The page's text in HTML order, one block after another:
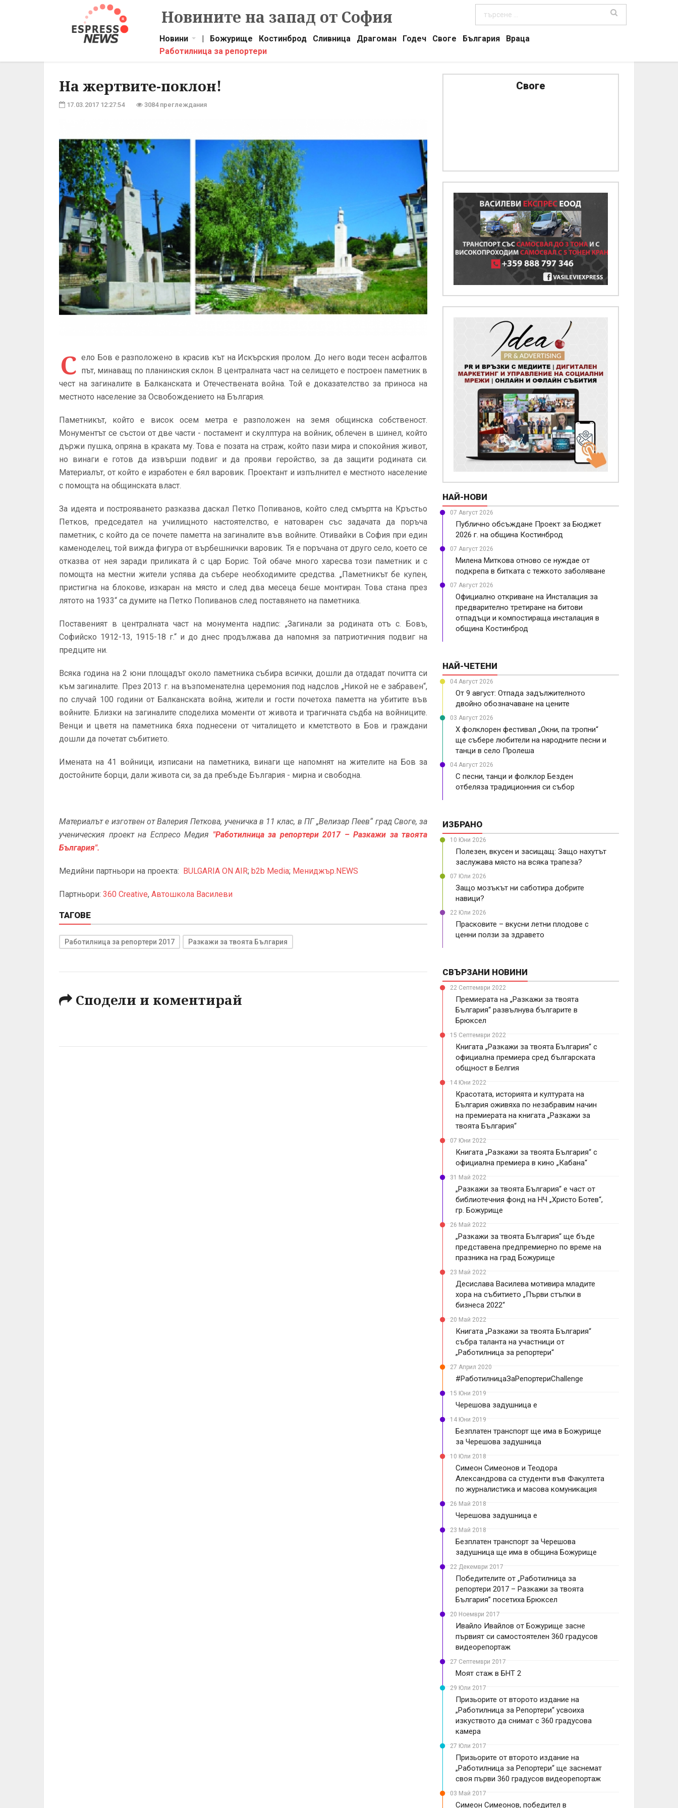
Новините на запад от София
Новини | Божурище Костинброд Сливница Драгоман Годеч Своге България
Враца
Работилница за репортери
На жертвите-поклон!
17.03.2017 12:27:54 3084 преглеждания
С ело Бов е разположено в красив кът на Искърския пролом. До него води тесен асфалтов
път, минаващ по планинския склон. В централната част на селището е построен паметник в
чест на загиналите в Балканската и Отечествената война. Той е доказателство за приноса на
местното население за Освобождението на България.
Паметникът, който е висок осем метра е разположен на земя общинска собственост.
Монументът се състои от две части - постамент и скулптура на войник, облечен в шинел, който
държи пушка, опряна в краката му. Това е позата на страж, който пази мира и спокойния живот,
но винаги е готов да извърши подвиг и да прояви геройство, за да защити родината си.
Материалът, от който е изработен е бял варовик. Проектант и изпълнител е местното население
с помощта на общинската власт.
За идеята и построяването разказва даскал Петко Попиванов, който след смъртта на Кръстьо
Петков, председател на училищното настоятелство, е натоварен със задачата да поръча
паметник, с който да се почете паметта на загиналите във войните. Отивайки в София при един
каменоделец, той вижда фигура от върбешнички варовик. Тя е поръчана от друго село, което се
отказва от нея заради приликата й с цар Борис. Той обаче много харесва този паметник и с
помощта на местни жители успява да събере необходимите средства. „Паметникът бе купен,
пристигна на блокове, изкаран на място и след два месеца беше монтиран. Това стана през
лятото на 1933“ са думите на Петко Попиванов след поставянето на паметника.
Поставеният в централната част на монумента надпис: „Загинали за родината отъ с. Бовъ,
Софийско 1912-13, 1915-18 г.“ и до днес продължава да напомня за патриотичния подвиг на
предците ни.
Всяка година на 2 юни площадът около паметника събира всички, дошли да отдадат почитта си
към загиналите. През 2013 г. на възпоменателна церемония под надслов „Никой не е забравен“,
по случай 100 години от Балканската война, жители и гости почетоха паметта на убитите във
войните. Близки на загиналите споделиха моменти от живота и трагичната съдба на войниците.
Венци и цветя на паметника бяха поднесени от читалището и кметството в Бов и граждани
дошли да почетат събитието.
Имената на 41 войници, изписани на паметника, винаги ще напомнят на жителите на Бов за
достойните борци, дали живота си, за да пребъде България - мирна и свободна.
Материалът е изготвен от Валерия Петкова, ученичка в 11 клас, в ПГ „Велизар Пеев“ град Своге, за
ученическия проект на Еспресо Медия "Работилница за репортери 2017 – Разкажи за твоята
България".
Медийни партньори на проекта: BULGARIA ON AIR; b2b Media; Мениджър.NEWS
Партньори: 360 Creative, Автошкола Василеви
ТАГОВЕ
Работилница за репортери 2017 Разкажи за твоята България
Сподели и коментирай
Своге
НАЙ-НОВИ
07 Август 2026
Публично обсъждане Проект за Бюджет
2026 г. на община Костинброд
07 Август 2026
Милена Миткова отново се нуждае от
подкрепа в битката с тежкото заболяване
07 Август 2026
Официално откриване на Инсталация за
предварително третиране на битови
отпадъци и компостираща инсталация в
община Костинброд
НАЙ-ЧЕТЕНИ
04 Август 2026
От 9 август: Отпада задължителното
двойно обозначаване на цените
03 Август 2026
X фолклорен фестивал „Окни, па тропни“
ще събере любители на народните песни и
танци в село Пролеша
04 Август 2026
С песни, танци и фолклор Безден
отбеляза традиционния си събор
ИЗБРАНО
10 Юни 2026
Полезен, вкусен и засищащ: Защо нахутът
заслужава място на всяка трапеза?
07 Юли 2026
Защо мозъкът ни саботира добрите
навици?
22 Юли 2026
Прасковите – вкусни летни плодове с
ценни ползи за здравето
СВЪРЗАНИ НОВИНИ
22 Септември 2022
Премиерата на „Разкажи за твоята
България“ развълнува българите в
Брюксел
15 Септември 2022
Книгата „Разкажи за твоята България“ с
официална премиера сред българската
общност в Белгия
14 Юни 2022
Красотата, историята и културата на
България оживяха по незабравим начин
на премиерата на книгата „Разкажи за
твоята България“
07 Юни 2022
Книгата „Разкажи за твоята България“ с
официална премиера в кино „Кабана“
31 Май 2022
„Разкажи за твоята България“ е част от
библиотечния фонд на НЧ „Христо Ботев“,
гр. Божурище
26 Май 2022
„Разкажи за твоята България“ ще бъде
представена предпремиерно по време на
празника на град Божурище
23 Май 2022
Десислава Василева мотивира младите
хора на събитието „Първи стъпки в
бизнеса 2022“
20 Май 2022
Книгата „Разкажи за твоята България“
събра таланта на участници от
„Работилница за репортери“
27 Април 2020
#РаботилницаЗаРепортериChallenge
15 Юни 2019
Черешова задушница е
14 Юни 2019
Безплатен транспорт ще има в Божурище
за Черешова задушница
10 Юли 2018
Симеон Симеонов и Теодора
Александрова са студенти във Факултета
по журналистика и масова комуникация
26 Май 2018
Черешова задушница е
23 Май 2018
Безплатен транспорт за Черешова
задушница ще има в община Божурище
22 Декември 2017
Победителите от „Работилница за
репортери 2017 – Разкажи за твоята
България” посетиха Брюксел
20 Ноември 2017
Ивайло Ивайлов от Божурище засне
първият си самостоятелен 360 градусов
видеорепортаж
27 Септември 2017
Моят стаж в БНТ 2
29 Юли 2017
Призьорите от второто издание на
„Работилница за Репортери“ усвоиха
изкуството да снимат с 360 градусова
камера
27 Юли 2017
Призьорите от второто издание на
„Работилница за Репортери“ ще заснемат
своя първи 360 градусов видеорепортаж
03 Май 2017
Симеон Симеонов, победител в